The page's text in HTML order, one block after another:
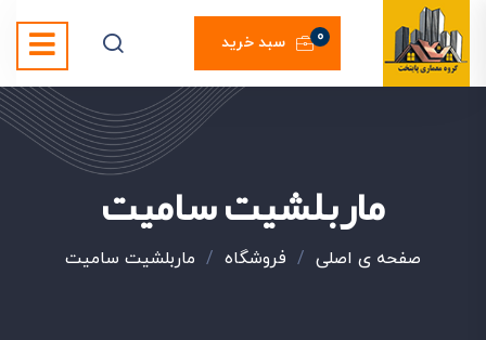
سبد خرید 0
ماربلشیت سامیت
صفحه ی اصلی / فروشگاه / ماربلشیت سامیت